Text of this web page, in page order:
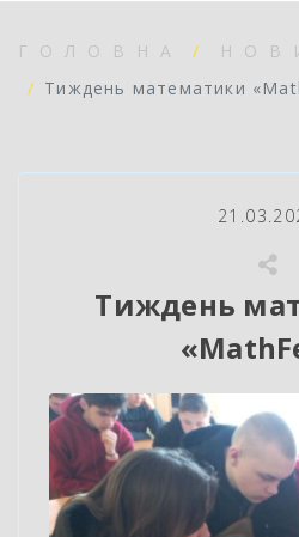
ГОЛОВНА
Тиждень математики
Тиждень